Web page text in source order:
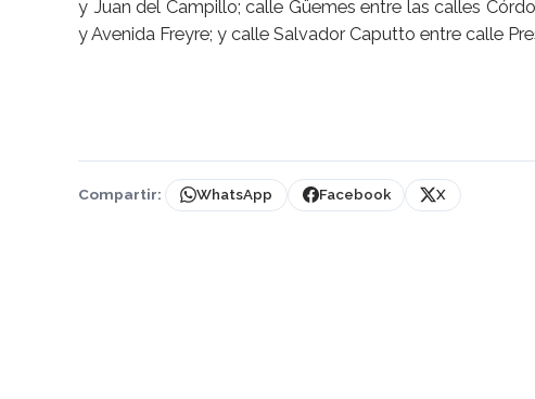
y Juan del Campillo; calle Güemes entre las calles
y Avenida Freyre; y calle Salvador Caputto entre calle
Compartir: WhatsApp Facebook X